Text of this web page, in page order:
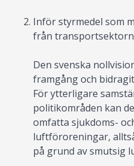
Inför styrmedel som
från transportsektorn
Den svenska
framgång och
För ytterligare
politikområden kan
omfatta sjukdoms-
luftföroreningar,
på grund av smutsig